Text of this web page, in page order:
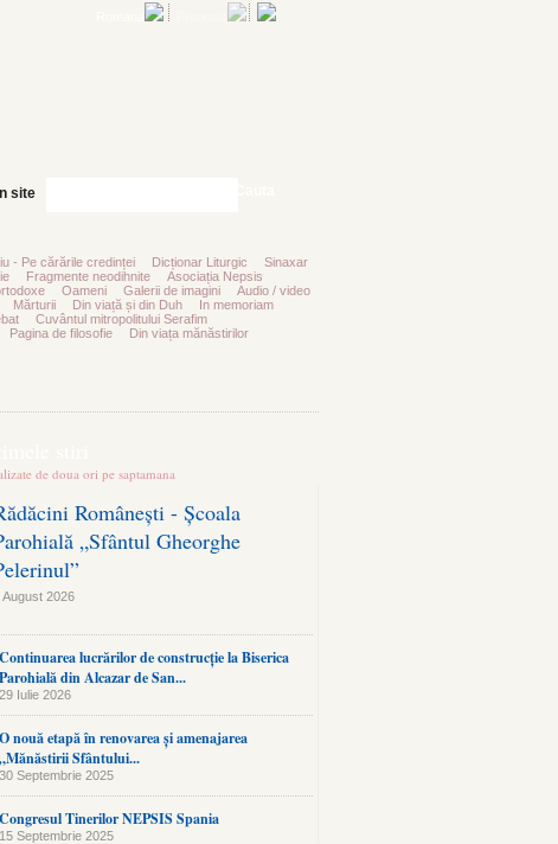
site
- Pe cărările credinței Dicționar Liturgic
Sinaxar
Fragmente neodihnite
Asociația Nepsis
Oameni Galerii de imagini
Audio / video
Mărturii Din viață și din Duh
In memoriam
Cuvântul mitropolitului Serafim
Pagina de filosofie
Din viața mănăstirilor
de doua ori pe saptamana
Românești - Școala
„Sfântul Gheorghe
August 2026
Continuarea lucrărilor de construcție la Biserica
Parohială din Alcazar de San...
29 Iulie 2026
O nouă etapă în renovarea și amenajarea
„Mănăstirii Sfântului...
30 Septembrie 2025
Congresul Tinerilor NEPSIS Spania
15 Septembrie 2025